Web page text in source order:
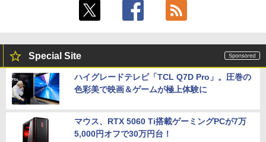
Special Site
ハイグレードテレビ「TCL Q7D Pro」。圧巻の
色彩美で映画＆ゲームが極上体験に
マウス、RTX 5060 Ti搭載ゲーミングPCが7万
5,000円オフで30万円台！